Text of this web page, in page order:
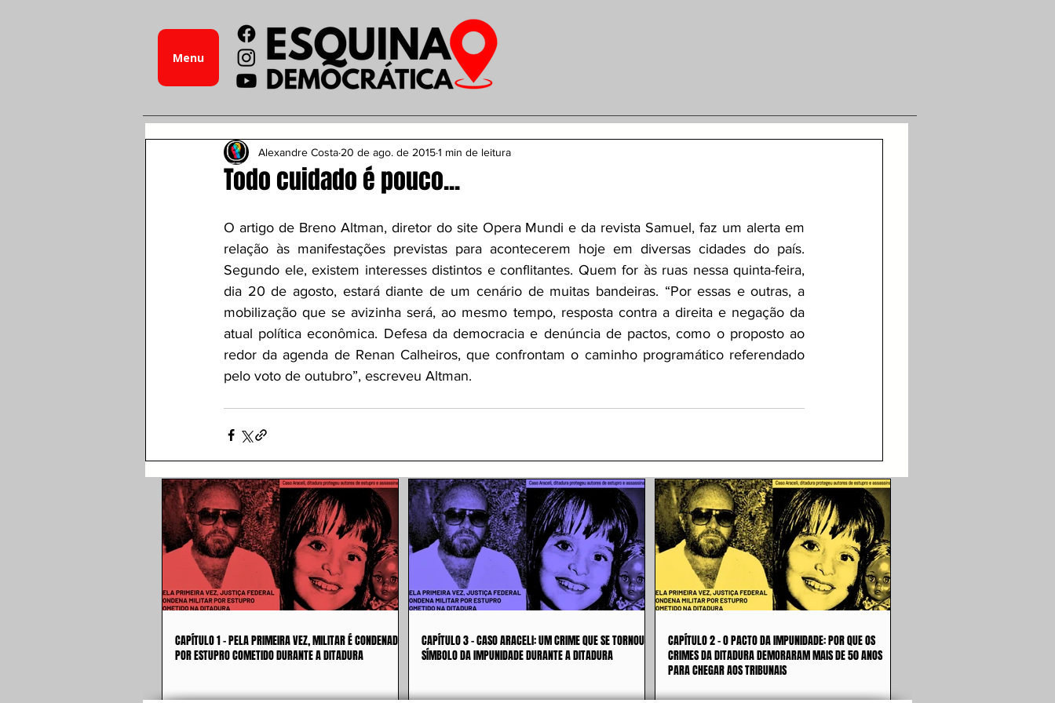
Menu
Todo cuidado é pouco...
Alexandre Costa 20 de ago. de 20151 min de leitura
O artigo de Breno Altman, diretor do site Opera Mundi e da revista Samuel, faz um alerta em
relação às manifestações previstas para acontecerem hoje em diversas cidades do país.
Segundo ele, existem interesses distintos e conflitantes. Quem for às ruas nessa quinta-feira,
dia 20 de agosto, estará diante de um cenário de muitas bandeiras. “Por essas e outras, a
mobilização que se avizinha será, ao mesmo tempo, resposta contra a direita e negação da
atual política econômica. Defesa da democracia e denúncia de pactos, como o proposto ao
redor da agenda de Renan Calheiros, que confrontam o caminho programático referendado
pelo voto de outubro”, escreveu Altman.
CAPÍTULO 1 - PELA PRIMEIRA VEZ, MILITAR É CONDENADO
POR ESTUPRO COMETIDO DURANTE A DITADURA
CAPÍTULO 3 - CASO ARACELI: UM CRIME QUE SE TORNOU
SÍMBOLO DA IMPUNIDADE DURANTE A DITADURA
CAPÍTULO 2 - O PACTO DA IMPUNIDADE: POR QUE OS
CRIMES DA DITADURA DEMORARAM MAIS DE 50 ANOS
PARA CHEGAR AOS TRIBUNAIS